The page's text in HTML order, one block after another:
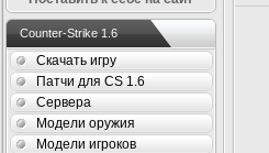
Counter-Strike 1.6
Скачать игру
Патчи для CS 1.6
Сервера
Модели оружия
Модели игроков